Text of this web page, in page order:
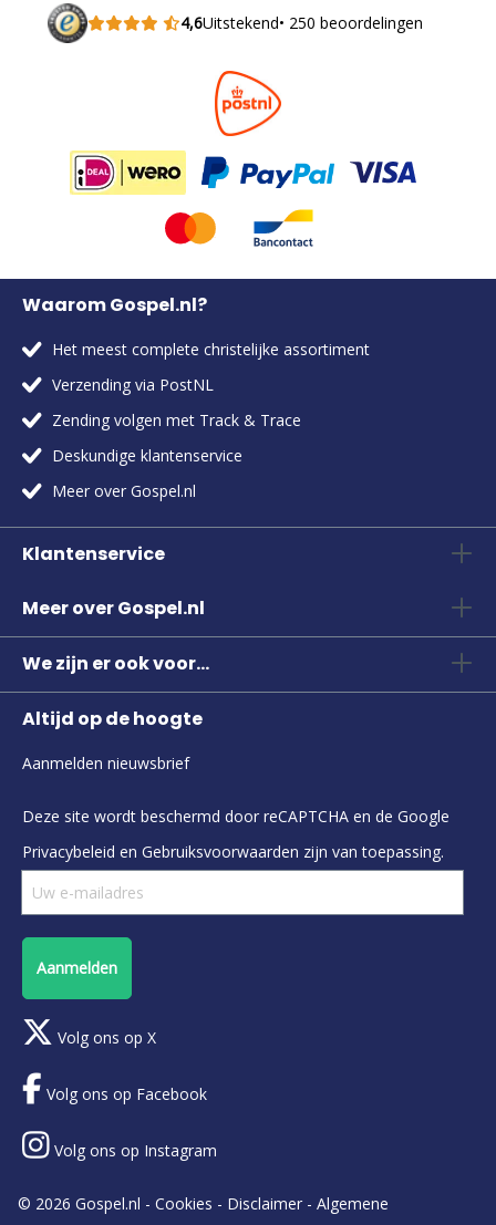
4,6Uitstekend• 250 beoordelingen
Waarom Gospel.nl?
Het meest complete christelijke assortiment
Verzending via PostNL
Zending volgen met Track & Trace
Deskundige klantenservice
Meer over Gospel.nl
Klantenservice
Meer over Gospel.nl
We zijn er ook voor...
Altijd op de hoogte
Aanmelden nieuwsbrief
Deze site wordt beschermd door reCAPTCHA en de Google
Privacybeleid en Gebruiksvoorwaarden zijn van toepassing.
Aanmelden
Volg ons op X
Volg ons op Facebook
Volg ons op Instagram
© 2026 Gospel.nl - Cookies - Disclaimer - Algemene